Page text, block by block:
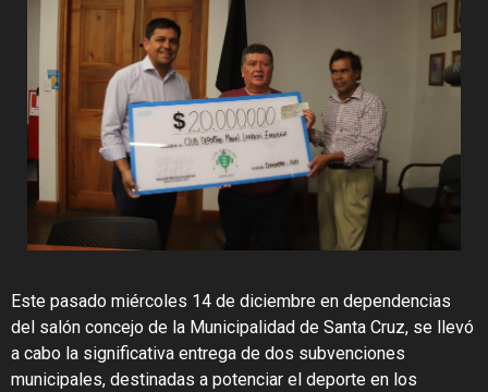
Este pasado miércoles 14 de diciembre en dependencias
del salón concejo de la Municipalidad de Santa Cruz, se llevó
a cabo la significativa entrega de dos subvenciones
municipales, destinadas a potenciar el deporte en los